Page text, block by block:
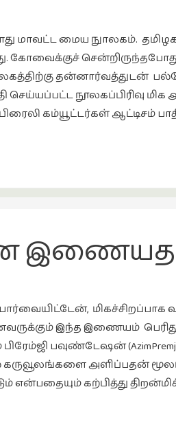
மாவட்ட மைய நுாலகம்.
கோவைக்குச்
தன்னார்வத்துடன்
செய்யப்பட்ட நூலகப்பிரிவு
கம்யூட்டர்கள் ஆட்டிசம்
மிகச்சிறப்பாக
இந்த இணையம்
பிரேம்ஜி பவுண்டேஷன்
கருவூலங்களை அளிப்பதன்
கற்பித்து